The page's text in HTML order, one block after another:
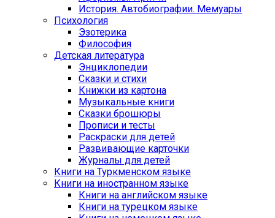
История. Автобиографии. Мемуары
Психология
Эзотерика
Философия
Детская литература
Энциклопедии
Сказки и стихи
Книжки из картона
Музыкальные книги
Сказки брошюры
Прописи и тесты
Раскраски для детей
Развивающие карточки
Журналы для детей
Книги на Туркменском языке
Книги на иностранном языке
Книги на английском языке
Книги на турецком языке